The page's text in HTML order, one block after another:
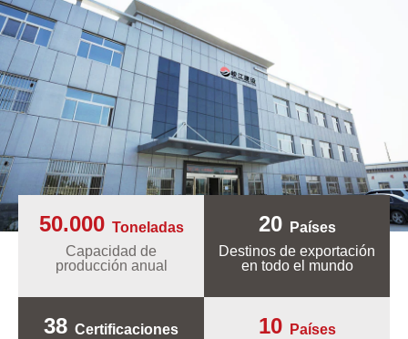
50.000 Toneladas
Capacidad de
producción anual
20
Países
Destinos de exportación
en todo el mundo
38 Certificaciones
10
Países